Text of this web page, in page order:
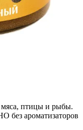
птицы и рыбы.
ароматизаторов